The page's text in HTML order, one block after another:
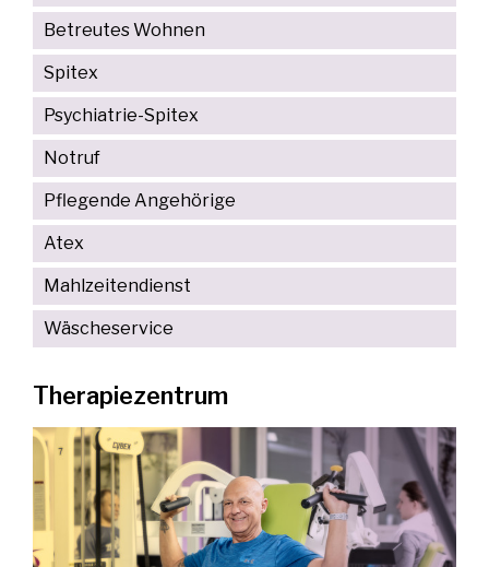
Betreutes Wohnen
Spitex
Psychiatrie-Spitex
Notruf
Pflegende Angehörige
Atex
Mahlzeitendienst
Wäscheservice
Therapiezentrum